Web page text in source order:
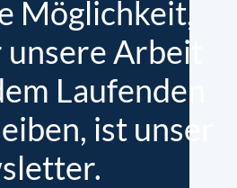
Möglichkeit,
Arbeit
Laufenden
ist unser